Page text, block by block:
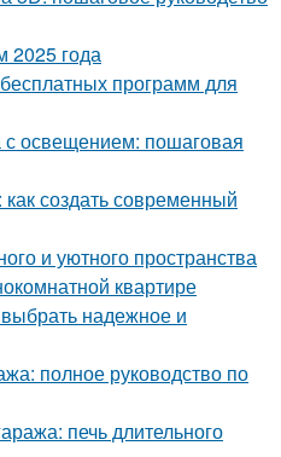
2025 года
программ для
с освещением: пошаговая
создать современный
и уютного пространства
квартире
надежное и
полное руководство по
печь длительного